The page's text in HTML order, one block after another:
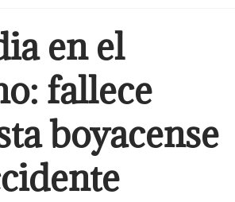
en el
fallece
boyacense